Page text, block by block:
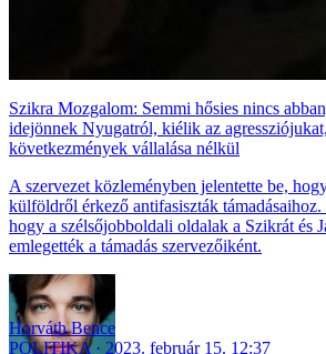
Szikra Mozgalom: Semmi hősies nincs
idejönnek Nyugatról, kiélik az
következmények vállalása nélkül
A szervezet közleményben jelentette be,
külföldről érkező antifasiszták
hogy a szélsőjobboldali oldalak a Szikrát és
emlegették a támadás szervezőiként.
Horváth Bence
POLITIKA
2023. február 15. 12:37